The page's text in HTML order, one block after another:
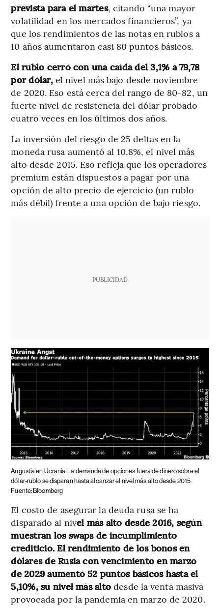
prevista para el martes, citando “una mayor
volatilidad en los mercados financieros”, ya
que los rendimientos de las notas en rublos a
10 años aumentaron casi 80 puntos básicos.
El rublo cerró con una caída del 3,1% a 79,78
por dólar,el nivel más bajo desde noviembre
de 2020. Eso está cerca del rango de 80-82, un
fuerte nivel de resistencia del dólar probado
cuatro veces en los últimos dos años.
La inversión del riesgo de 25 deltas en la
moneda rusa aumentó al 10,8%, el nivel más
alto desde 2015. Eso refleja que los operadores
premium están dispuestos a pagar por una
opción de alto precio de ejercicio (un rublo
más débil) frente a una opción de bajo riesgo.
PUBLICIDAD
Angustia en Ucrania La demanda de opciones fuera de dinero sobre el
dólar-rublo se disparan hasta alcanzar el nivel más alto desde 2015
Fuente: Bloomberg
El costo de asegurar la deuda rusa se ha
disparado al nivel más alto desde 2016, según
muestran los swaps de incumplimiento
crediticio. El rendimiento de los bonos en
dólares de Rusia con vencimiento en marzo
de 2029 aumentó 52 puntos básicos hasta el
5,10%, su nivel más alto desde la venta masiva
provocada por la pandemia en marzo de 2020.